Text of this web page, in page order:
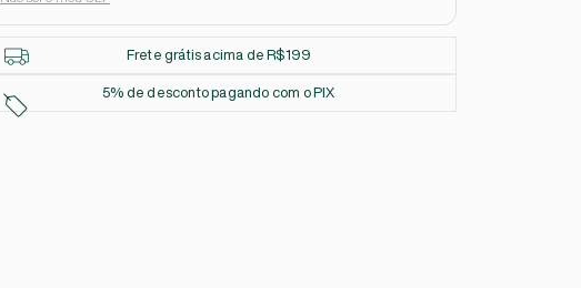
Frete grátis acima de R$199
5% de desconto pagando com o PIX